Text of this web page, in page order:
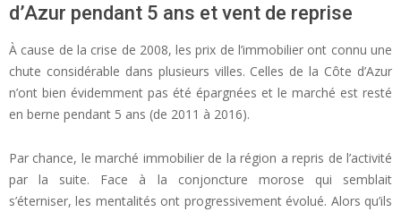
d’Azur pendant 5 ans et vent de reprise
À cause de la crise de 2008, les prix de l’immobilier ont connu une
chute considérable dans plusieurs villes. Celles de la Côte d’Azur
n’ont bien évidemment pas été épargnées et le marché est resté
en berne pendant 5 ans (de 2011 à 2016).
Par chance, le marché immobilier de la région a repris de l’activité
par la suite. Face à la conjoncture morose qui semblait
s’éterniser, les mentalités ont progressivement évolué. Alors qu’ils